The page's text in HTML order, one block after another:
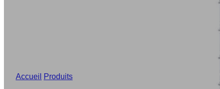
Accueil Produits/